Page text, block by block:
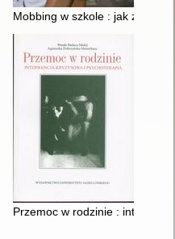
jest potrzebna nam i naszym
Mobbing w szkole : jak
perspektywie polskiej
Przemoc w rodzinie :